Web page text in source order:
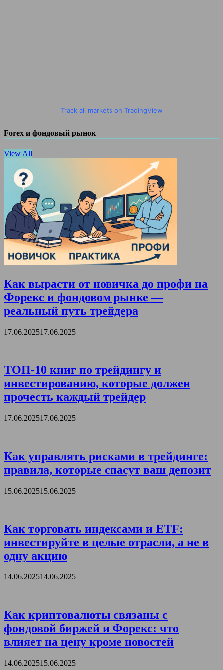
Track all markets on TradingView
Forex и фондовый рынок
View All
Как вырасти от новичка до профи на
Форекс и фондовом рынке —
реальный путь трейдера
17.06.202517.06.2025
ТОП-10 книг по трейдингу и
инвестированию, которые должен
прочесть каждый трейдер
17.06.202517.06.2025
Как управлять рисками в трейдинге:
правила, которые спасут ваш депозит
15.06.202515.06.2025
Как торговать индексами и ETF:
инвестируйте в целые отрасли, а не в
одну акцию
14.06.202514.06.2025
Как криптовалюты связаны с
фондовой биржей и Форекс: что
влияет на цену кроме новостей
14.06.202515.06.2025